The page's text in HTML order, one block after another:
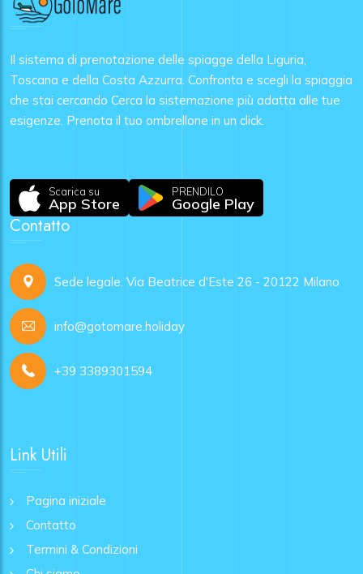
Il sistema di prenotazione delle spiagge della Liguria,
Toscana e della Costa Azzurra. Confronta e scegli la spiaggia
che stai cercando Cerca la sistemazione più adatta alle tue
esigenze. Prenota il tuo ombrellone in un click.
Scarica su
App Store
PRENDILO
Google Play
Contatto
Sede legale: Via Beatrice d'Este 26 - 20122 Milano
info@gotomare.holiday
+39 3389301594
Link Utili
Pagina iniziale
Contatto
Termini & Condizioni